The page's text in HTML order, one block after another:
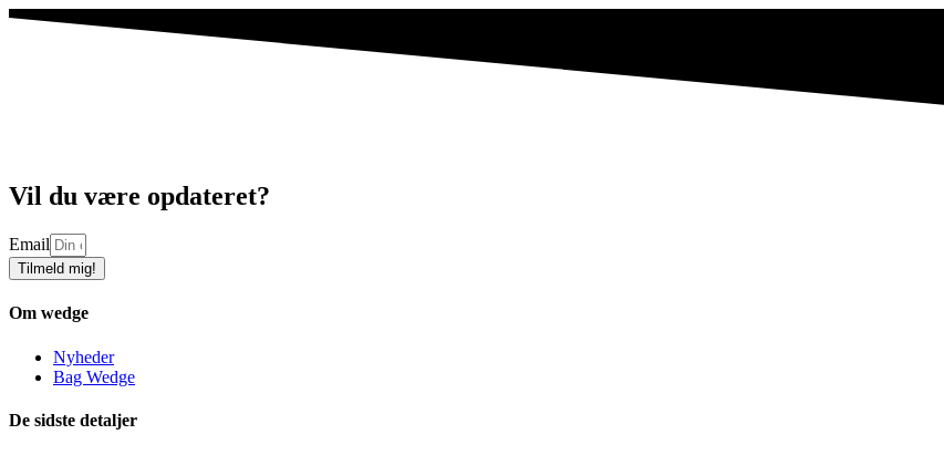
Vil du være opdateret?
Email
Tilmeld mig!
Om wedge
Nyheder
Bag Wedge
De sidste detaljer